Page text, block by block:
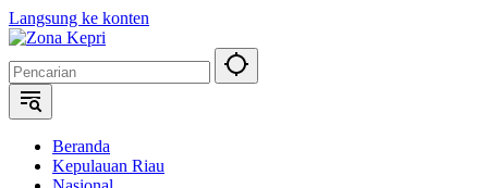
Langsung ke konten
Beranda
Kepulauan Riau